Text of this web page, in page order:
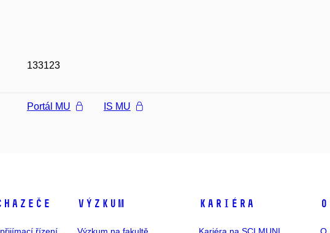
133123
Portál MU IS MU
řízení
Výzkum
Výzkum na fakultě
Kariéra
Kariéra na SCI MUNI
O